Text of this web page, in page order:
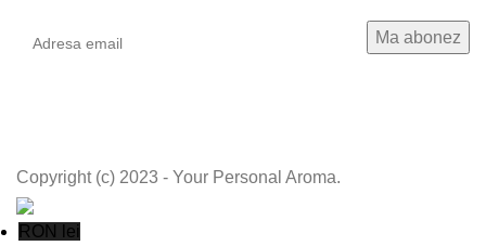
Copyright (c) 2023 - Your Personal Aroma.
RON lei